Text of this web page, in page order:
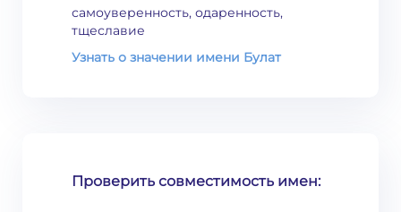
самоуверенность, одаренность,
тщеславие
Узнать о значении имени Булат
Проверить совместимость имен: